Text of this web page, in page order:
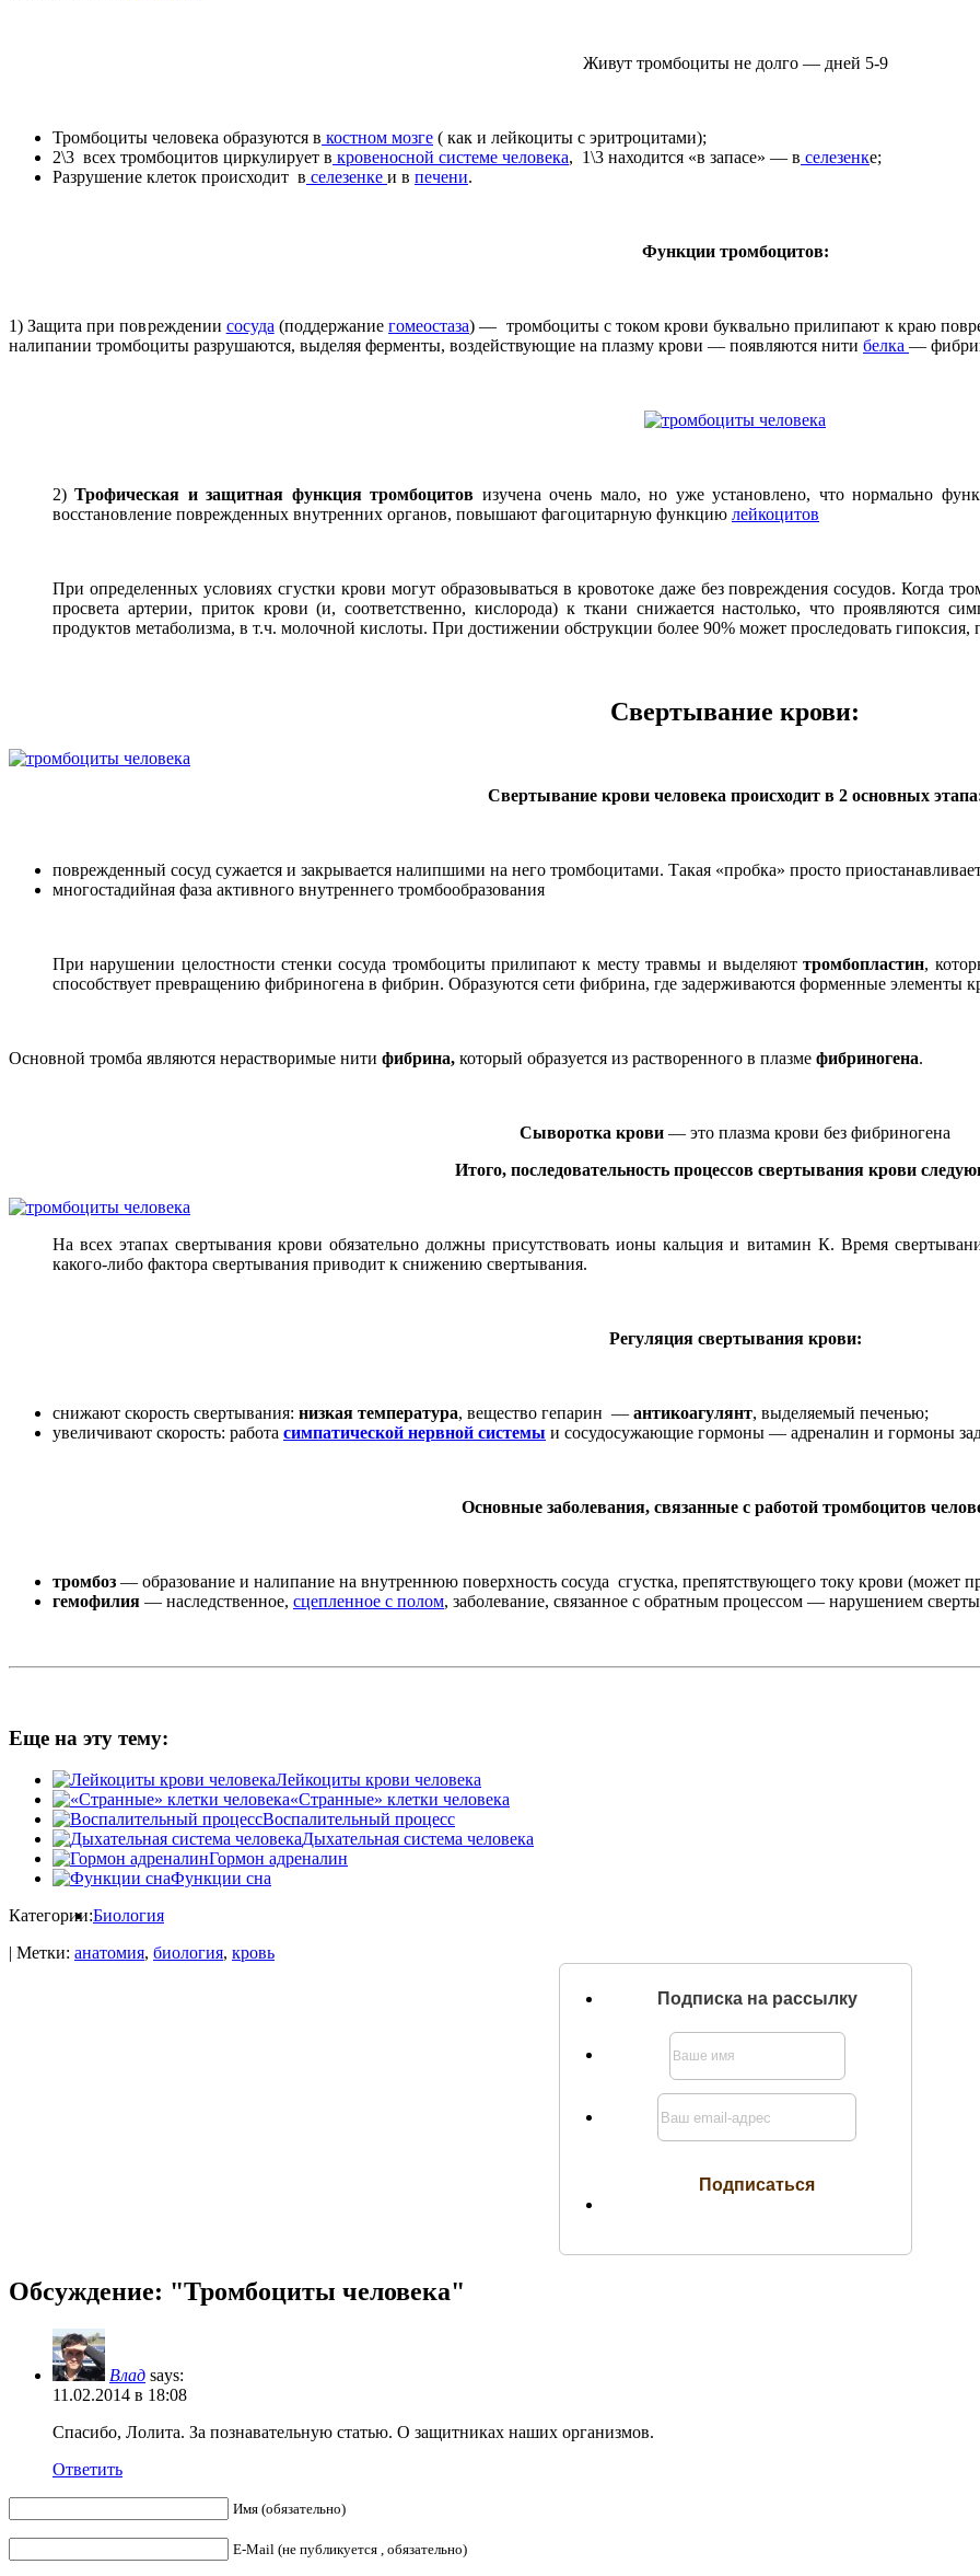
Живут тромбоциты не долго — дней 5-9
Тромбоциты человека образуются в костном мозге ( как и лейкоциты с эритроцитами);
2\3 всех тромбоцитов циркулирует в кровеносной системе человека, 1\3 находится «в запасе» — в селезенке;
Разрушение клеток происходит в селезенке и в печени.
Функции тромбоцитов:
1) Защита при повреждении сосуда (поддержаниегомеостаза) — тромбоциты с током крови буквально прилипают к краю
налипании тромбоциты разрушаются, выделяя ферменты, воздействующие на плазму крови — появляются нити белка —
2)Трофическая и защитная функция тромбоцитов изучена очень мало, но уже установлено, что нормально
восстановление поврежденных внутренних органов, повышают фагоцитарную функцию лейкоцитов
При определенных условиях сгустки крови могут образовываться в кровотоке даже без повреждения сосудов. Когда
просвета артерии, приток крови (и, соответственно, кислорода) к ткани снижается настолько, что проявляются
продуктов метаболизма, в т.ч. молочной кислоты. При достижении обструкции более 90% может проследовать гипоксия,
Свертывание крови:
Свертывание крови человека происходит в 2 основных
поврежденный сосуд сужается и закрывается налипшими на него тромбоцитами. Такая «пробка» просто
многостадийная фаза активного внутреннего тромбообразования
При нарушении целостности стенки сосуда тромбоциты прилипают к месту травмы и выделяюттромбопластин,
способствует превращению фибриногена в фибрин. Образуются сети фибрина, где задерживаются форменные элементы
Основной тромба являются нерастворимые нити фибрина, который образуется из растворенного в плазме фибриногена.
Сыворотка крови — это плазма крови без фибриногена
Итого, последовательность процессов свертывания крови
На всех этапах свертывания крови обязательно должны присутствовать ионы кальция и витамин К. Время
какого-либо фактора свертывания приводит к снижению свертывания.
Регуляция свертывания крови:
снижают скорость свертывания: низкая температура, вещество гепарин — антикоагулянт, выделяемый печенью;
увеличивают скорость: работа симпатической нервной системы и сосудосужающие гормоны — адреналин и гормоны
Основные заболевания, связанные с работой тромбоцитов
тромбоз — образование и налипание на внутреннюю поверхность сосуда сгустка, препятствующего току крови (может
гемофилия — наследственное, сцепленное с полом, заболевание, связанное с обратным процессом — нарушением
Еще на эту тему:
Лейкоциты крови человека
«Странные» клетки человека
Воспалительный процесс
Дыхательная система человека
Гормон адреналин
Функции сна
Категории:Биология
| Метки: анатомия, биология, кровь
Подписка на рассылку
Обсуждение: "Тромбоциты человека"
Влад says:
11.02.2014 в 18:08
Спасибо, Лолита. За познавательную статью. О защитниках наших организмов.
Ответить
Имя (обязательно)
E-Mail (не публикуется , обязательно)